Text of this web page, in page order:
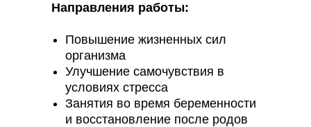
Направления работы:
Повышение жизненных сил
организма
Улучшение самочувствия в
условиях стресса
Занятия во время беременности
и восстановление после родов